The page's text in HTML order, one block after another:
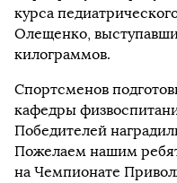
курса
Олещенко,
килограммов.
Спортсменов
кафедры
Победителей
Пожелаем нашим
на Чемпионате